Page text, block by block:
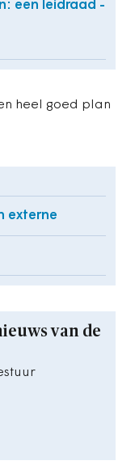
een leidraad -
heel goed plan
externe
van de